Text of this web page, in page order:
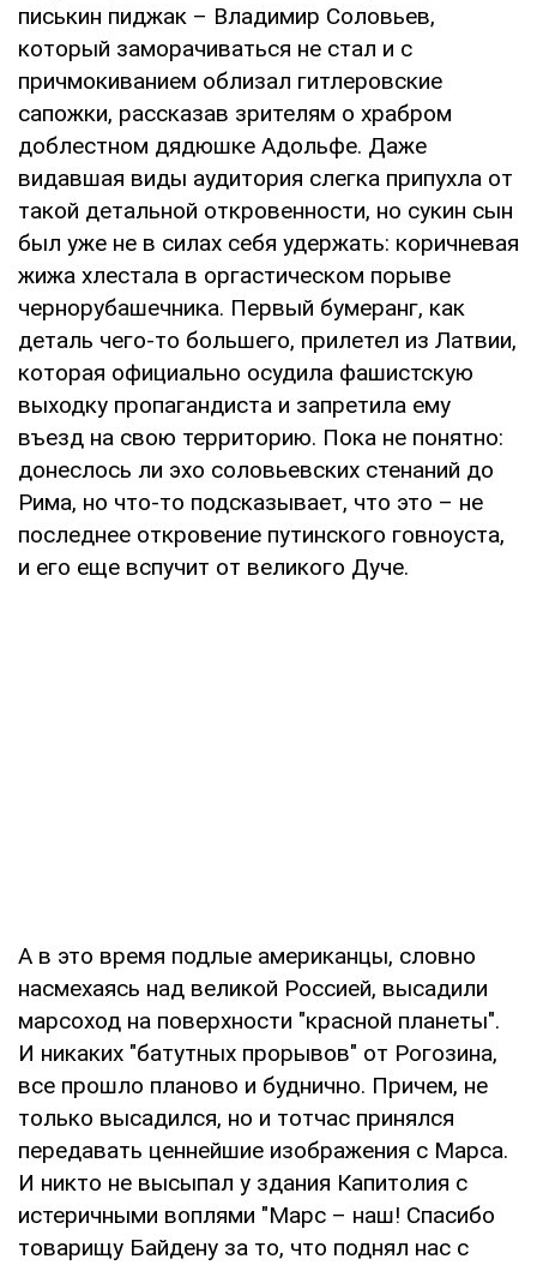
писькин пиджак – Владимир Соловьев,
который заморачиваться не стал и с
причмокиванием облизал гитлеровские
сапожки, рассказав зрителям о храбром
доблестном дядюшке Адольфе. Даже
видавшая виды аудитория слегка припухла от
такой детальной откровенности, но сукин сын
был уже не в силах себя удержать: коричневая
жижа хлестала в оргастическом порыве
чернорубашечника. Первый бумеранг, как
деталь чего-то большего, прилетел из Латвии,
которая официально осудила фашистскую
выходку пропагандиста и запретила ему
въезд на свою территорию. Пока не понятно:
донеслось ли эхо соловьевских стенаний до
Рима, но что-то подсказывает, что это – не
последнее откровение путинского говноуста,
и его еще вспучит от великого Дуче.
А в это время подлые американцы, словно
насмехаясь над великой Россией, высадили
марсоход на поверхности "красной планеты".
И никаких "батутных прорывов" от Рогозина,
все прошло планово и буднично. Причем, не
только высадился, но и тотчас принялся
передавать ценнейшие изображения с Марса.
И никто не высыпал у здания Капитолия с
истеричными воплями "Марс – наш! Спасибо
товарищу Байдену за то, что поднял нас с